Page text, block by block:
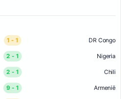
1 - 1 DR Congo
2 - 1 Nigeria
2 - 1 Chili
9 - 1 Armenië